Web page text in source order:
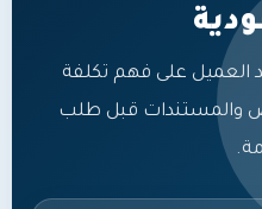
العميل على فهم تكلفة
والمستندات قبل طلب